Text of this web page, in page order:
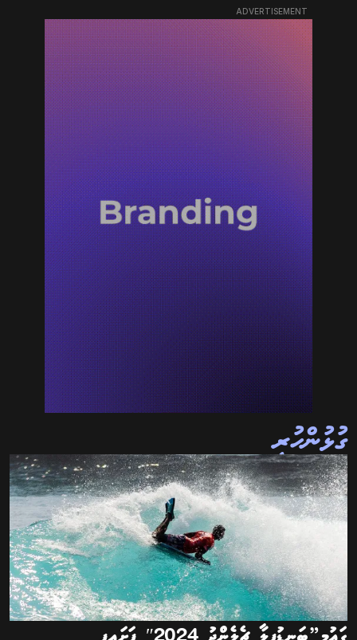
ADVERTISEMENT
ގުޅުންހުރި
ގައުމީ”ބަނޑުފިލާ ޗެލެންޖު 2024″ ފަށައިފި